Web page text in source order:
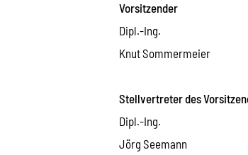
Vorsitzender
Dipl.-Ing.
Knut Sommermeier
Stellvertreter des
Dipl.-Ing.
Jörg Seemann